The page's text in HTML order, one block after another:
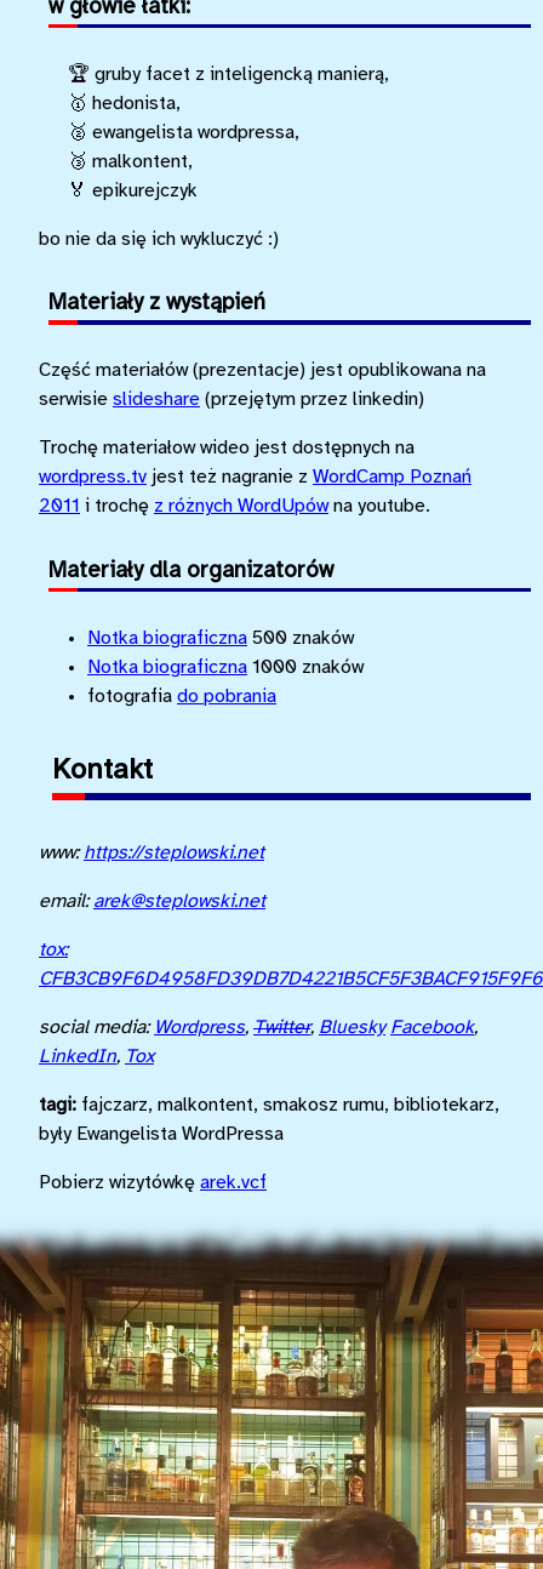
w głowie łatki:
🏆 gruby facet z inteligencką manierą,
🥇 hedonista,
🥈 ewangelista wordpressa,
🥉 malkontent,
🏅 epikurejczyk
bo nie da się ich wykluczyć :)
Materiały z wystąpień
Część materiałów (prezentacje) jest opublikowana na
serwisie slideshare (przejętym przez linkedin)
Trochę materiałow wideo jest dostępnych na
wordpress.tv jest też nagranie z WordCamp Poznań
2011 i trochę z różnych WordUpówna youtube.
Materiały dla organizatorów
Notka biograficzna 500 znaków
Notka biograficzna 1000 znaków
fotografia do pobrania
Kontakt
www:https://steplowski.net
email:arek@steplowski.net
tox:
social media: Wordpress, Twitter, Bluesky Facebook,
LinkedIn, Tox
tagi: fajczarz, malkontent, smakosz rumu, bibliotekarz,
były Ewangelista WordPressa
Pobierz wizytówkę arek.vcf